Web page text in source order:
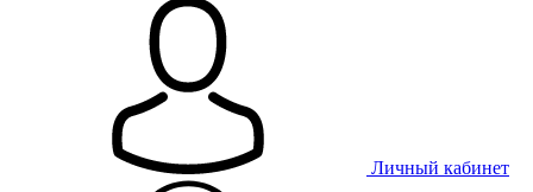
Личный кабинет